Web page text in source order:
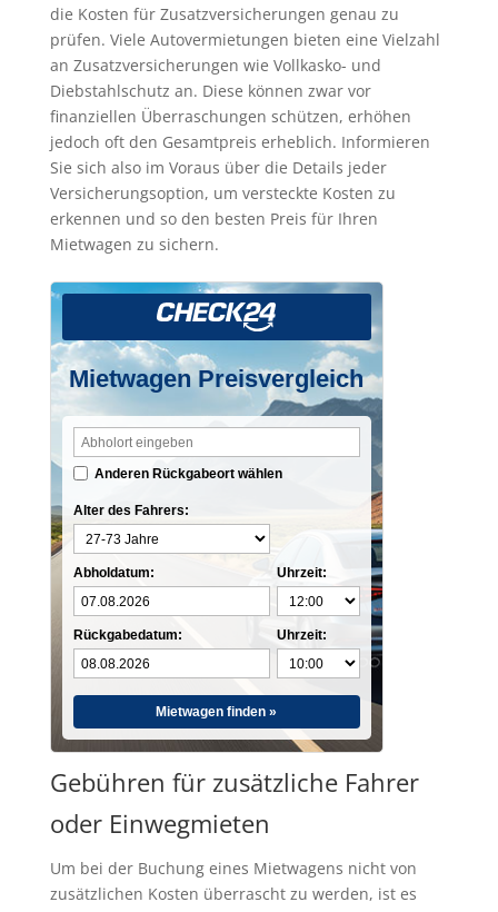
die Kosten für Zusatzversicherungen genau zu
prüfen. Viele Autovermietungen bieten eine Vielzahl
an Zusatzversicherungen wie Vollkasko- und
Diebstahlschutz an. Diese können zwar vor
finanziellen Überraschungen schützen, erhöhen
jedoch oft den Gesamtpreis erheblich. Informieren
Sie sich also im Voraus über die Details jeder
Versicherungsoption, um versteckte Kosten zu
erkennen und so den besten Preis für Ihren
Mietwagen zu sichern.
Mietwagen Preisvergleich
Anderen Rückgabeort wählen
Alter des Fahrers:
Abholdatum:
Rückgabedatum:
Uhrzeit:
Uhrzeit:
Mietwagen finden »
Gebühren für zusätzliche Fahrer
oder Einwegmieten
Um bei der Buchung eines Mietwagens nicht von
zusätzlichen Kosten überrascht zu werden, ist es